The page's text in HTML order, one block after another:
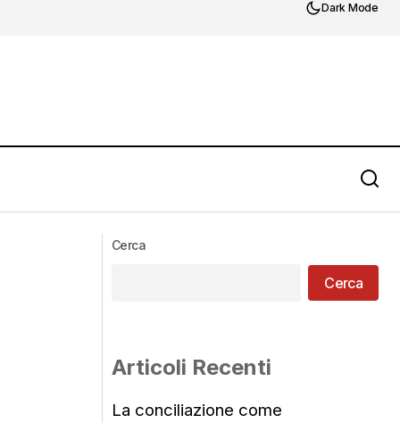
Dark Mode
Cerca
Cerca
Articoli Recenti
La conciliazione come